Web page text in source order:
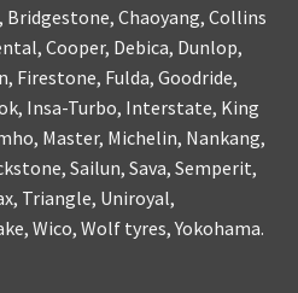
Bridgestone, Chaoyang, Collins
Cooper, Debica, Dunlop,
Firestone, Fulda, Goodride,
Insa-Turbo, Interstate, King
Master, Michelin, Nankang,
Sailun, Sava, Semperit,
Triangle, Uniroyal,
Wico, Wolf tyres, Yokohama.